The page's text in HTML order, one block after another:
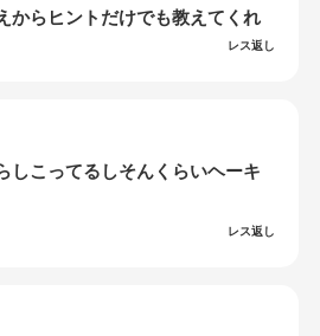
からヒントだけでも教えてくれ
レス返し
しこってるしそんくらいヘーキ
レス返し